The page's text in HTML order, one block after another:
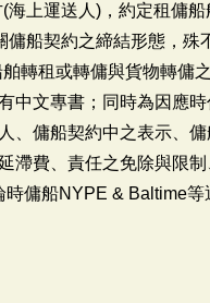
上運送人)，約定租傭
船契約之締結形態，
轉租或轉傭與貨物轉傭
中文專書；同時為因應
、傭船契約中之表示、
滯費、責任之免除與限
傭船NYPE & Baltime